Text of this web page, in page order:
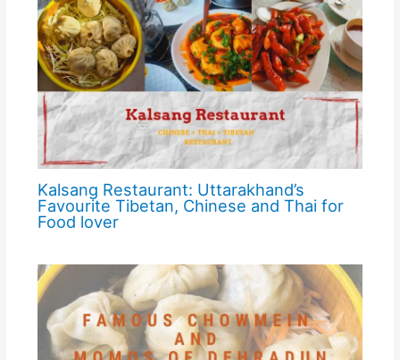
Kalsang Restaurant: Uttarakhand’s
Favourite Tibetan, Chinese and Thai for
Food lover